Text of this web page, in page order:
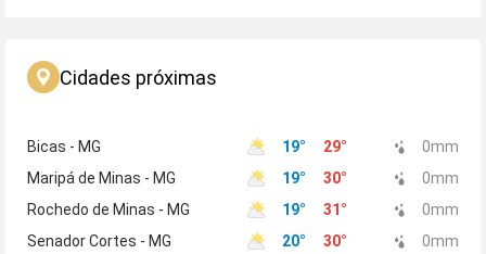
Cidades próximas
Bicas - MG 19° 29° 0mm
Maripá de Minas - MG
19° 30° 0mm
Rochedo de Minas - MG
19° 31 ° 0mm
Senador Cortes - MG
20° 30° 0mm